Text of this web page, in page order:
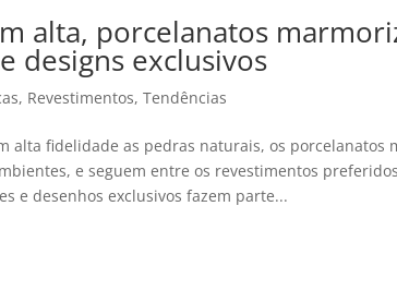
alta, porcelanatos
designs exclusivos
, Revestimentos,Tendências
alta fidelidade as pedras naturais, os porcelanatos
e seguem entre os revestimentos
e desenhos exclusivos fazem parte...